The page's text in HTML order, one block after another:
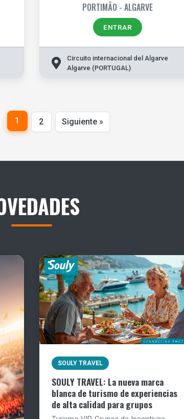
PORTIMÃO - ALGARVE
ENTRAR
Circuito internacional del Algarve
Algarve (PORTUGAL)
1 2 Siguiente »
SOULY TRAVEL
SOULY TRAVEL: La nueva marca
blanca de turismo de experiencias
de alta calidad para grupos